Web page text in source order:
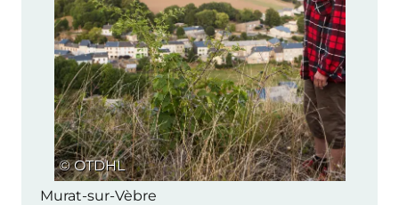
© OTDHL
Murat-sur-Vèbre